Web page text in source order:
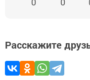
Расскажите